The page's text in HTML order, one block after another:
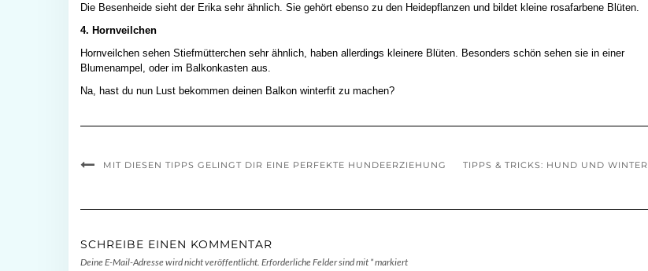
Die Besenheide sieht der Erika sehr ähnlich. Sie gehört ebenso zu den Heidepflanzen und bildet kleine rosafarbene Blüten.
4. Hornveilchen
Hornveilchen sehen Stiefmütterchen sehr ähnlich, haben allerdings kleinere Blüten. Besonders schön sehen sie in einer
Blumenampel, oder im Balkonkasten aus.
Na, hast du nun Lust bekommen deinen Balkon winterfit zu machen?
MIT DIESEN TIPPS GELINGT DIR EINE PERFEKTE HUNDEERZIEHUNG TIPPS & TRICKS: HUND UND WINTER
SCHREIBE EINEN KOMMENTAR
Deine E-Mail-Adresse wird nicht veröffentlicht. Erforderliche Felder sind mit *markiert